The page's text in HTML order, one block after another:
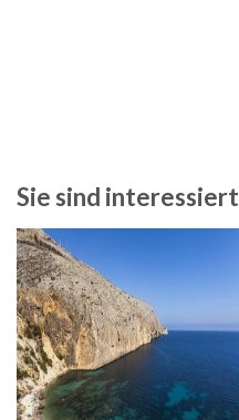
Sie sind interessiert